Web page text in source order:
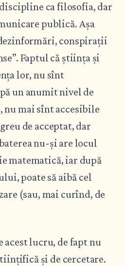
ca filosofia, dar
publică. Așa
conspirații
Faptul că știința și
lor, nu sînt
un anumit nivel de
mai sînt accesibile
de acceptat, dar
nu-și are locul
matematică, iar după
poate să aibă cel
(sau, mai curînd, de
acest lucru, de fapt nu
și de cercetare.